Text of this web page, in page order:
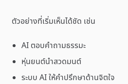
ตัวอย่างที่เริ่มเห็นได้ชัด เช่น
AI ตอบคำถามธรรมะ
หุ่นยนต์นำสวดมนต์
ระบบ AI ให้คำปรึกษาด้านจิตใจ